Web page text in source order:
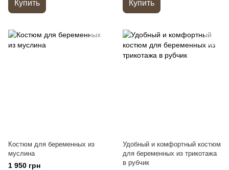
Купить Купить
Костюм для беременных из
муслина
1 950 грн
Удобный и комфортный костюм
для беременных из трикотажа
в рубчик